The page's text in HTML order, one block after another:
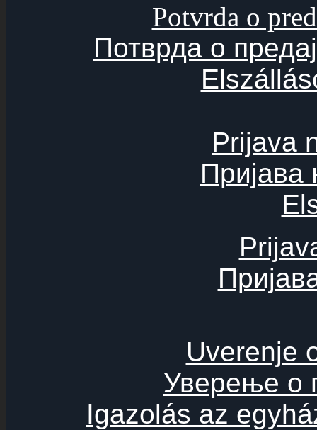
Potvrda o
Потврда о
Prijava
Пријава
Uverenje
Уверење о
Igazolás az